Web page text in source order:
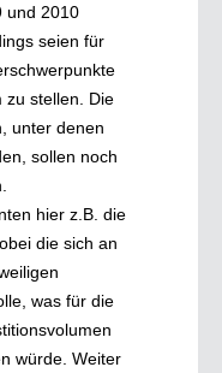
und 2010
seien für
zu stellen. Die
unter denen
sollen noch
hier z.B. die
die sich an
was für die
würde. Weiter